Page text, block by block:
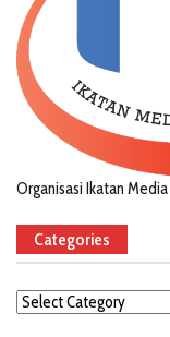
Organisasi Ikatan
Categories
Categories